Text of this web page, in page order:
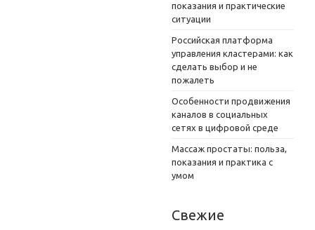
показания и практические
ситуации
Российская платформа
управления кластерами: как
сделать выбор и не
пожалеть
Особенности продвижения
каналов в социальных
сетях в цифровой среде
Массаж простаты: польза,
показания и практика с
умом
Свежие